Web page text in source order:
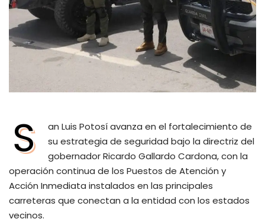
S
an Luis Potosí avanza en el fortalecimiento de
su estrategia de seguridad bajo la directriz del
gobernador Ricardo Gallardo Cardona, con la
operación continua de los Puestos de Atención y
Acción Inmediata instalados en las principales
carreteras que conectan a la entidad con los estados
vecinos.